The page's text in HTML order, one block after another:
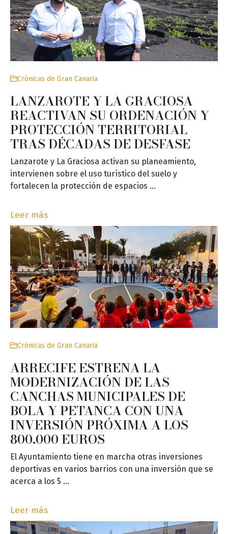
Crónicas de Gran Canaria
LANZAROTE Y LA GRACIOSA
REACTIVAN SU ORDENACIÓN Y
PROTECCIÓN TERRITORIAL
TRAS DÉCADAS DE DESFASE
Lanzarote y La Graciosa activan su planeamiento,
intervienen sobre el uso turístico del suelo y
fortalecen la protección de espacios …
Leer más
Crónicas de Gran Canaria
ARRECIFE ESTRENA LA
MODERNIZACIÓN DE LAS
CANCHAS MUNICIPALES DE
BOLA Y PETANCA CON UNA
INVERSIÓN PRÓXIMA A LOS
800.000 EUROS
El Ayuntamiento tiene en marcha otras inversiones
deportivas en varios barrios con una inversión que se
acerca a los 5 …
Leer más